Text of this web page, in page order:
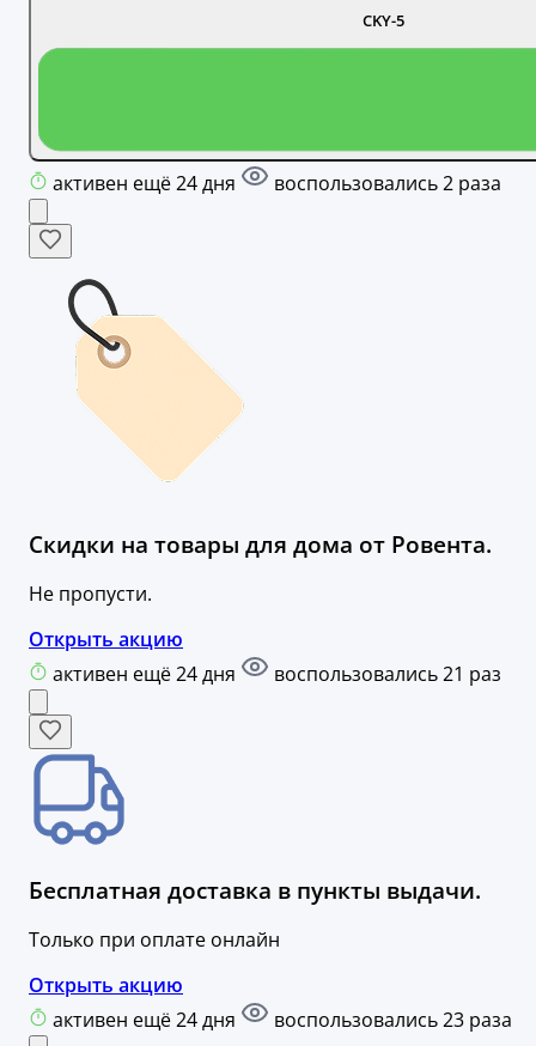
CKY-5
активен ещё 24 дня воспользовались 2 раза
Скидки на товары для дома от Ровента.
Не пропусти.
Открыть акцию
активен ещё 24 дня
воспользовались 21 раз
Бесплатная доставка в пункты выдачи.
Только при оплате онлайн
Открыть акцию
активен ещё 24 дня
воспользовались 23 раза